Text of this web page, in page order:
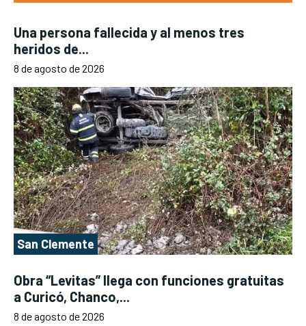
Una persona fallecida y al menos tres
heridos de...
8 de agosto de 2026
San Clemente
Obra “Levitas” llega con funciones gratuitas
a Curicó, Chanco,...
8 de agosto de 2026